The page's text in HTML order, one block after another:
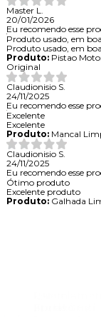
Master L.
20/01/2026
Eu recomendo esse
Produto usado, em
Produto usado, em
Produto:Pistao
Original
Claudionisio S.
24/11/2025
Eu recomendo esse
Excelente
Excelente
Produto:Mancal
Claudionisio S.
24/11/2025
Eu recomendo esse
Ótimo produto
Excelente produto
Produto:Galhada